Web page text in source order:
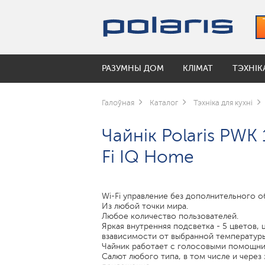
РАЗУМНЫ ДОМ
УМНЫЕ ВЕРТИКАЛЬНЫЕ
РАЗУМНЫЯ РОБАТЫ-ПЫЛАСОСЫ
КЛІМАТ
Аксэсуары для ўвільгатняльнікаў
ПАВЕТРААЧЫШЧАЛЬНІКІ
Кавамолкі
Чары для мультыварак
ГРЫЛЬ-ПРЭС І ШАШЛЫЧНІЦЫ
МІКРАХВАЛЕВЫЯ ПЕЧЫ
Коллекция посуды Monolit
Ирригаторы
ШАЛІ ПАДЛОГАВЫЯ
Галоўная Каталог Тэхніка для кухні
Чайнік Polaris
Fi IQ Home
Wi-Fi управление без дополнительного
Из любой точки мира.
Любое количество пользователей.
Яркая внутренняя подсветка - 5 цветов,
взависимости от выбранной
Чайник работает с голосовыми
Салют любого типа, в том числе и через